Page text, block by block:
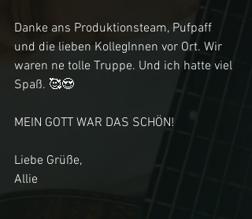
Danke ans Produktionsteam, Pufpaff
und die lieben KollegInnen vor Ort. Wir
waren ne tolle Truppe. Und ich hatte viel
Spaß. 🥰😍
MEIN GOTT WAR DAS SCHÖN!
Liebe Grüße,
Allie